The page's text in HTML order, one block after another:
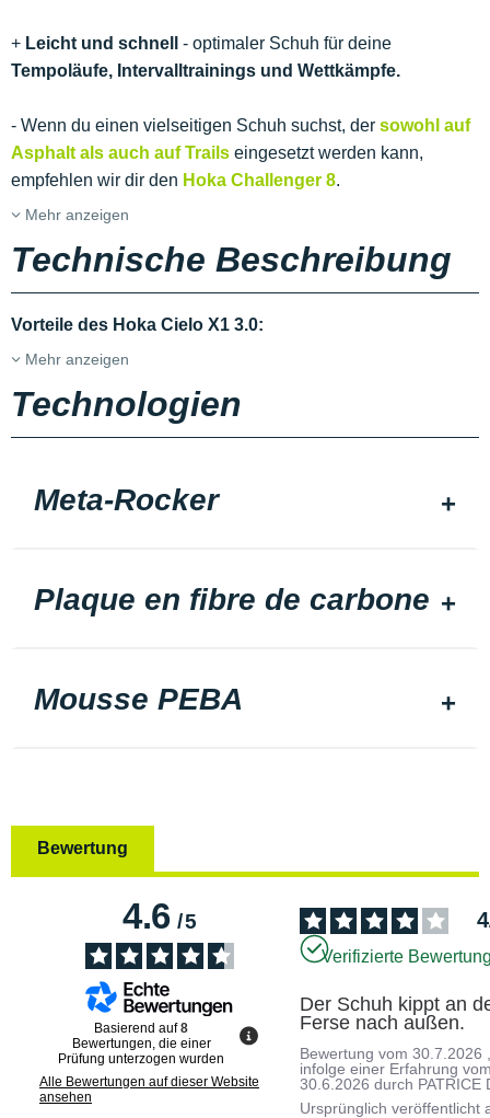
+ Leicht und schnell
- optimaler Schuh für deine
Tempoläufe, Intervalltrainings und Wettkämpfe.
- Wenn du einen vielseitigen Schuh suchst, der sowohl auf
Asphalt als auch auf Trails eingesetzt werden kann,
empfehlen wir dir den Hoka Challenger 8.
Mehr anzeigen
Technische Beschreibung
Vorteile des Hoka Cielo X1 3.0:
Mehr anzeigen
Technologien
Meta-Rocker
Plaque en fibre de carbone
Mousse PEBA
Bewertung
4.6/5
Basierend auf8
Bewertungen, die einer
Prüfung unterzogen wurden
Alle Bewertungen auf dieser Website
ansehen
4
Verifizierte
Der Schuh kippt an
Ferse nach außen.
Bewertung vom30.7.2026
infolge einer Erfahrung
30.6.2026 durch PATRICE
Ursprünglich veröffentlicht